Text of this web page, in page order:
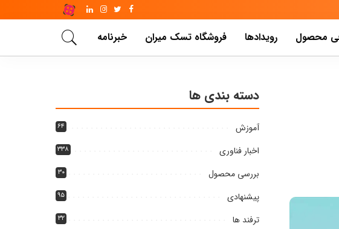
محصول رویدادها فروشگاه تسک میران خبرنامه
دسته بندی ها
آموزش ۶۴
اخبار فناوری ۳۳۸
بررسی محصول ۳۰
پیشنهادی ۹۵
ترفند ها ۳۲